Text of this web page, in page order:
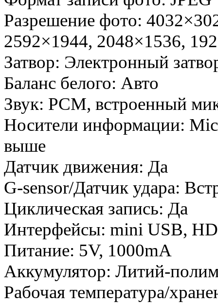
Разрешение фото:
2592×1944, 2048×1536,
Затвор: Электронный
Баланс белого: Авто
Звук: PCM, встроенный
Носители информации:
выше
Датчик движения: Да
G-sensor/Датчик удара:
Циклическая запись: Да
Интерфейсы: mini USB,
Питание: 5V, 1000mA
Аккумулятор: Литий-
Рабочая температура/